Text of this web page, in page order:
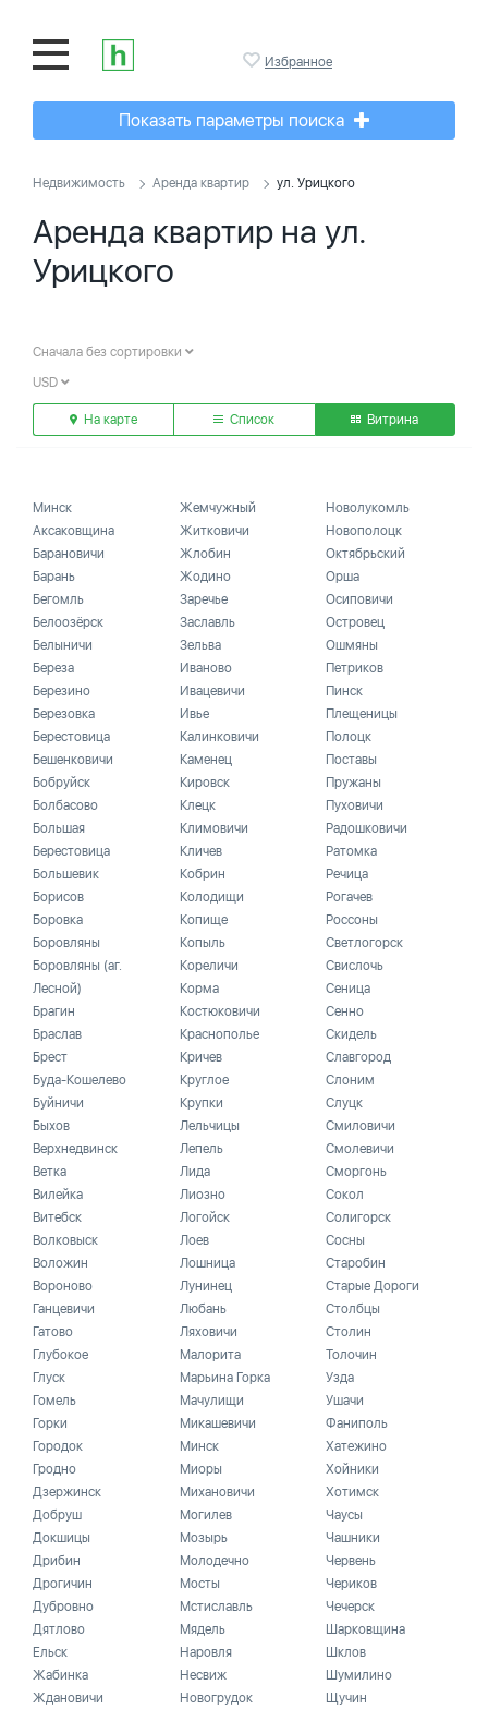
Избранное
Показать параметры поиска
Недвижимость Аренда квартир ул. Урицкого
Аренда квартир на ул.
Урицкого
Сначала без сортировки
USD
На карте Список Витрина
Минск
Аксаковщина
Барановичи
Барань
Бегомль
Белоозёрск
Белыничи
Береза
Березино
Березовка
Берестовица
Бешенковичи
Бобруйск
Болбасово
Большая
Берестовица
Большевик
Борисов
Боровка
Боровляны
Боровляны (аг.
Лесной)
Брагин
Браслав
Брест
Буда-Кошелево
Буйничи
Быхов
Верхнедвинск
Ветка
Вилейка
Витебск
Волковыск
Воложин
Вороново
Ганцевичи
Гатово
Глубокое
Глуск
Гомель
Горки
Городок
Гродно
Дзержинск
Добруш
Докшицы
Дрибин
Дрогичин
Дубровно
Дятлово
Ельск
Жабинка
Ждановичи
Жемчужный
Житковичи
Жлобин
Жодино
Заречье
Заславль
Зельва
Иваново
Ивацевичи
Ивье
Калинковичи
Каменец
Кировск
Клецк
Климовичи
Кличев
Кобрин
Колодищи
Копище
Копыль
Кореличи
Корма
Костюковичи
Краснополье
Кричев
Круглое
Крупки
Лельчицы
Лепель
Лида
Лиозно
Логойск
Лоев
Лошница
Лунинец
Любань
Ляховичи
Малорита
Марьина Горка
Мачулищи
Микашевичи
Минск
Миоры
Михановичи
Могилев
Мозырь
Молодечно
Мосты
Мстиславль
Мядель
Наровля
Несвиж
Новогрудок
Новолукомль
Новополоцк
Октябрьский
Орша
Осиповичи
Островец
Ошмяны
Петриков
Пинск
Плещеницы
Полоцк
Поставы
Пружаны
Пуховичи
Радошковичи
Ратомка
Речица
Рогачев
Россоны
Светлогорск
Свислочь
Сеница
Сенно
Скидель
Славгород
Слоним
Слуцк
Смиловичи
Смолевичи
Сморгонь
Сокол
Солигорск
Сосны
Старобин
Старые Дороги
Столбцы
Столин
Толочин
Узда
Ушачи
Фаниполь
Хатежино
Хойники
Хотимск
Чаусы
Чашники
Червень
Чериков
Чечерск
Шарковщина
Шклов
Шумилино
Щучин